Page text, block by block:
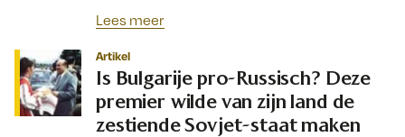
Lees meer
Artikel
Is Bulgarije pro-Russisch? Deze
premier wilde van zijn land de
zestiende Sovjet-staat maken